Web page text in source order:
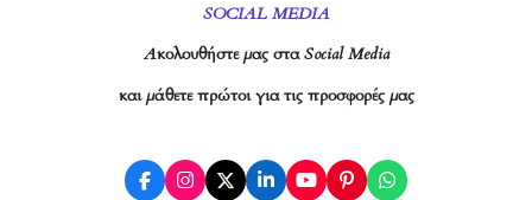
SOCIAL MEDIA
Ακολουθήστε μας στα Social Media
και μάθετε πρώτοι για τις προσφορές μας
F
I
X
L
Y
P
W